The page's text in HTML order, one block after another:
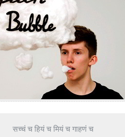
सच्चं च हियं च मियं च गाहणं च